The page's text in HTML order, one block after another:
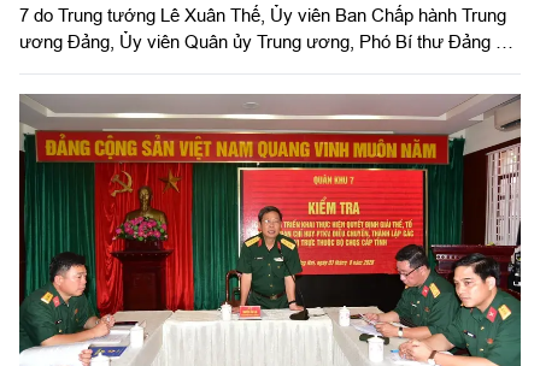
7 do Trung tướng Lê Xuân Thế, Ủy viên Ban Chấp hành Trung
ương Đảng, Ủy viên Quân ủy Trung ương, Phó Bí thư Đảng ủy,
ủy, Chính ủy Quân khu làm trưởng đoàn phối hợp với UBND
tỉnh Tây Ninh khảo sát thực địa khu đất phục dựng Di tích lịch
sử nơi thành lập LLVT Quân khu 7 tại xã Đức Huệ, tỉnh Tây
Ninh. Đồng chí Lê Văn Hẳn, Phó Bí thư Tỉnh uỷ, Chủ tịch
UBND tỉnh Tây Ninh tiếp và làm việc với đoàn.